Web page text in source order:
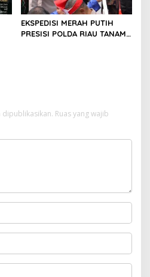
EKSPEDISI MERAH PUTIH
PRESISI POLDA RIAU TANAM
dipublikasikan. Ruas yang wajib